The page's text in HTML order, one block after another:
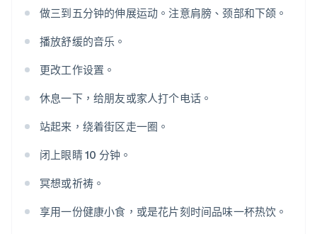
做三到五分钟的伸展运动。注意肩膀、颈部和下颌。
播放舒缓的音乐。
更改工作设置。
休息一下，给朋友或家人打个电话。
站起来，绕着街区走一圈。
闭上眼睛 10 分钟。
冥想或祈祷。
享用一份健康小食，或是花片刻时间品味一杯热饮。